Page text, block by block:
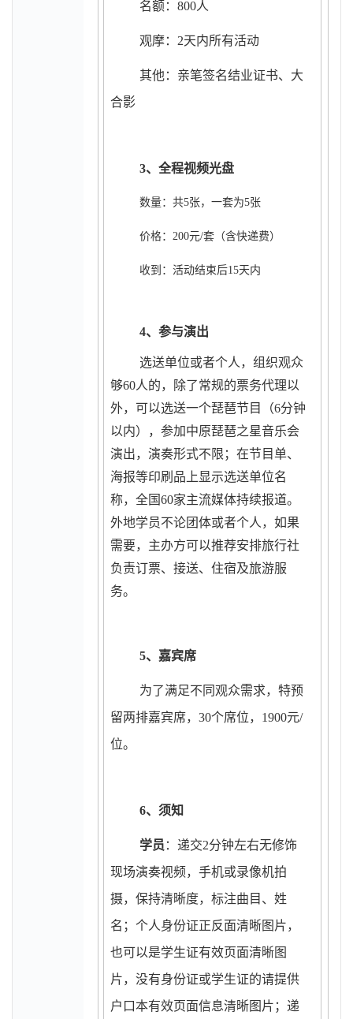
名额：800人
观摩：2天内所有活动
其他：亲笔签名结业证书、大
合影
3、全程视频光盘
数量：共5张，一套为5张
价格：200元/套（含快递费）
收到：活动结束后15天内
4、参与演出
选送单位或者个人，组织观众
够60人的，除了常规的票务代理以
外，可以选送一个琵琶节目（6分钟
以内）， 参加中原琵琶之星音乐会
演出，演奏形式不限；在节目单、
海报等印刷品上显示选送单位名
称，全国60家主流媒体持续报道。
外地学员不论团体或者个人，如果
需要，主办方可以推荐安排旅行社
负责订票、接送、住宿及旅游服
务。
5、嘉宾席
为了满足不同观众需求，特预
留两排嘉宾席，30个席位，1900元/
位。
6、须知
学员 ：递交2分钟左右无修饰
现场演奏视频，手机或录像机拍
摄，保持清晰度，标注曲目、姓
名；个人身份证正反面清晰图片，
也可以是学生证有效页面清晰图
片，没有身份证或学生证的请提供
户口本有效页面信息清晰图片；递